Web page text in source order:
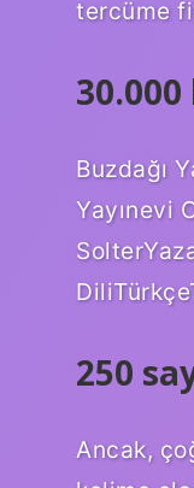
tercüme
Buzdağı
Yayınevi
250
Ancak,